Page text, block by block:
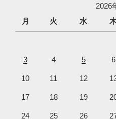
2026
月
火 水
3 4 5 6
10 11 12
17 18 19
24 25 26